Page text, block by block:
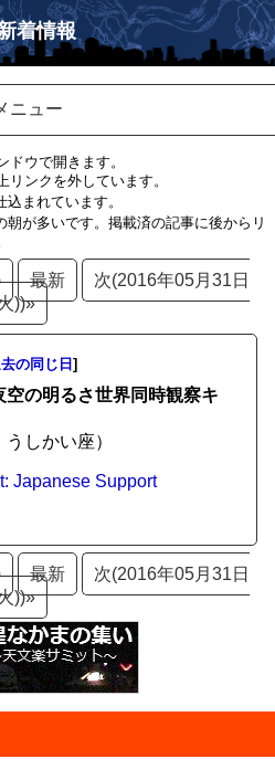
着情報
ニュー
ウで開きます。
ンクを外しています。
まれています。
が多いです。掲載済の記事に後からリ
最新
次(2016年05月31日
))»
の同じ日 ]
の明るさ世界同時観察キ
しかい座）
Japanese Support
最新
次(2016年05月31日
))»